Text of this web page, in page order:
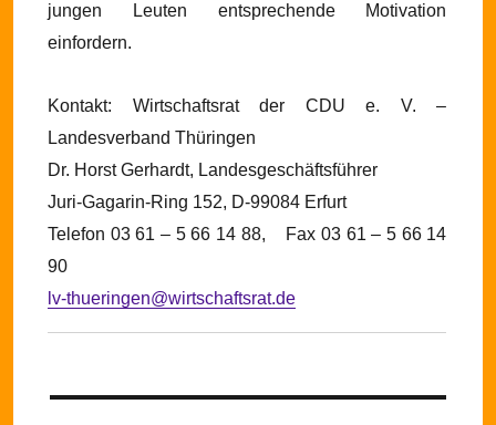
jungen Leuten entsprechende Motivation
einfordern.
Kontakt: Wirtschaftsrat der CDU e. V. –
Landesverband Thüringen
Dr. Horst Gerhardt, Landesgeschäftsführer
Juri-Gagarin-Ring 152, D-99084 Erfurt
Telefon 03 61 – 5 66 14 88,
Fax 03 61 – 5 66 14
90
lv-thueringen@wirtschaftsrat.de